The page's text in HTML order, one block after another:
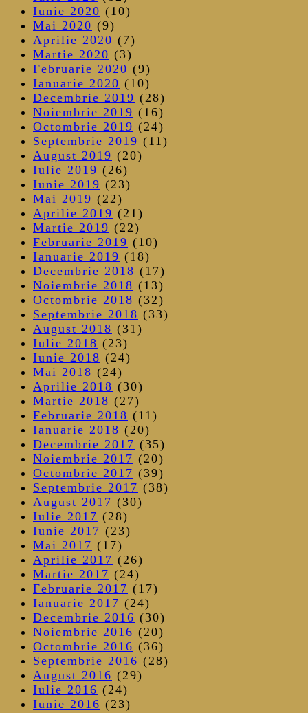
Iunie 2020 (10)
Mai 2020 (9)
Aprilie 2020 (7)
Martie 2020 (3)
Februarie 2020 (9)
Ianuarie 2020 (10)
Decembrie 2019 (28)
Noiembrie 2019 (16)
Octombrie 2019 (24)
Septembrie 2019 (11)
August 2019 (20)
Iulie 2019 (26)
Iunie 2019 (23)
Mai 2019 (22)
Aprilie 2019 (21)
Martie 2019 (22)
Februarie 2019 (10)
Ianuarie 2019 (18)
Decembrie 2018 (17)
Noiembrie 2018 (13)
Octombrie 2018 (32)
Septembrie 2018 (33)
August 2018 (31)
Iulie 2018 (23)
Iunie 2018 (24)
Mai 2018 (24)
Aprilie 2018 (30)
Martie 2018 (27)
Februarie 2018 (11)
Ianuarie 2018 (20)
Decembrie 2017 (35)
Noiembrie 2017 (20)
Octombrie 2017 (39)
Septembrie 2017 (38)
August 2017 (30)
Iulie 2017 (28)
Iunie 2017 (23)
Mai 2017 (17)
Aprilie 2017 (26)
Martie 2017 (24)
Februarie 2017 (17)
Ianuarie 2017 (24)
Decembrie 2016 (30)
Noiembrie 2016 (20)
Octombrie 2016 (36)
Septembrie 2016 (28)
August 2016 (29)
Iulie 2016 (24)
Iunie 2016 (23)